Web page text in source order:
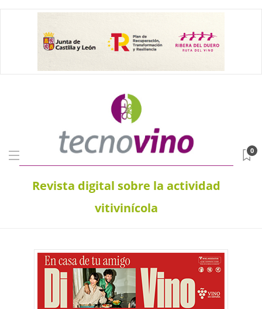
Revista digital sobre la actividad
vitivinícola
0